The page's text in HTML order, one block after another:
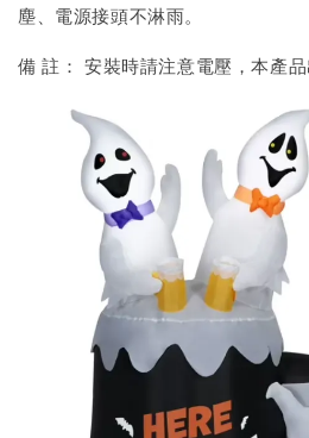
塵、電源接頭不淋雨。
備 註： 安裝時請注意電壓，本產品